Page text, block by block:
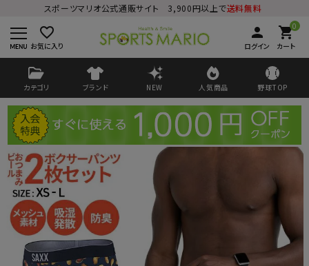
スポーツマリオ公式通販サイト 3,900円以上で送料無料
favorite_border
お気に入り
person
ログイン
0
shopping_cart
カート
カテゴリ ブランド NEW 人気商品 野球TOP
ログイン 会員登録
ようこそ ゲスト 様